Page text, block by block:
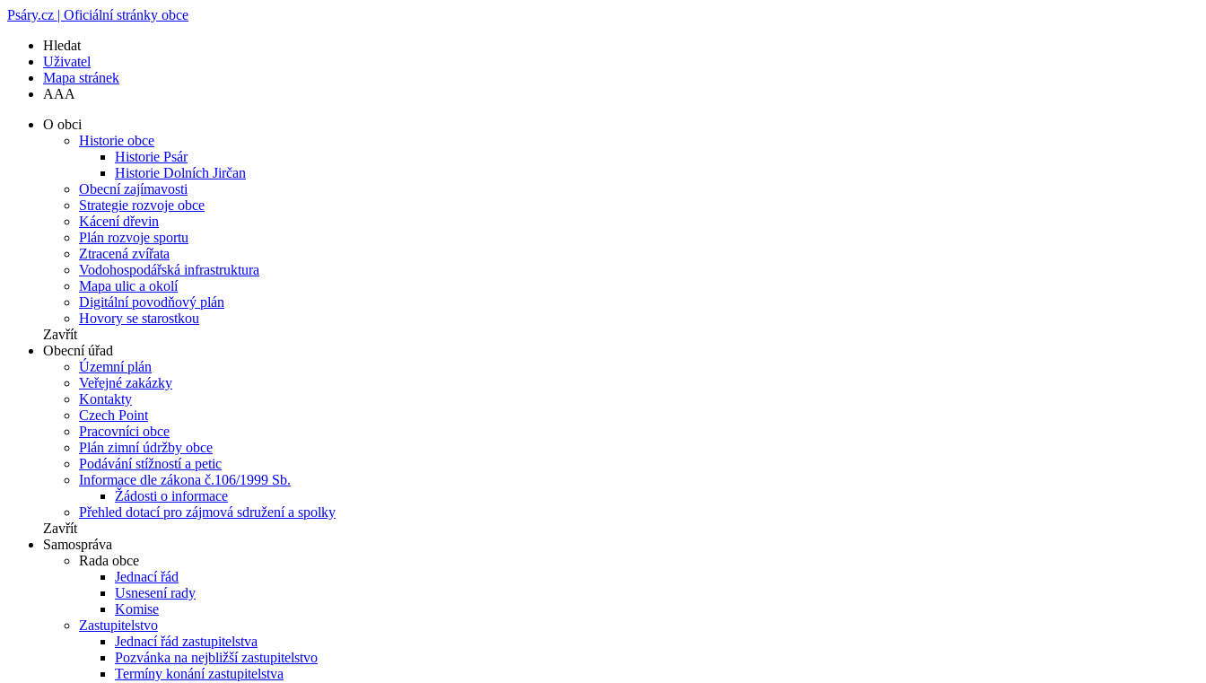
Psáry.cz | Oficiální stránky obce
Hledat
Uživatel
Mapa stránek
AAA
O obci
Historie obce
Historie Psár
Historie Dolních Jirčan
Obecní zajímavosti
Strategie rozvoje obce
Kácení dřevin
Plán rozvoje sportu
Ztracená zvířata
Vodohospodářská infrastruktura
Mapa ulic a okolí
Digitální povodňový plán
Hovory se starostkou
Zavřít
Obecní úřad
Územní plán
Veřejné zakázky
Kontakty
Czech Point
Pracovníci obce
Plán zimní údržby obce
Podávání stížností a petic
Informace dle zákona č.106/1999 Sb.
Žádosti o informace
Přehled dotací pro zájmová sdružení a spolky
Zavřít
Samospráva
Rada obce
Jednací řád
Usnesení rady
Komise
Zastupitelstvo
Jednací řád zastupitelstva
Pozvánka na nejbližší zastupitelstvo
Termíny konání zastupitelstva